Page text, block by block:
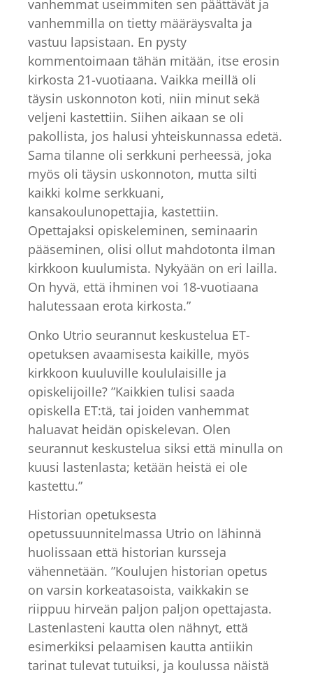
vanhemmat useimmiten sen päättävät ja
vanhemmilla on tietty määräysvalta ja
vastuu lapsistaan. En pysty
kommentoimaan tähän mitään, itse erosin
kirkosta 21-vuotiaana. Vaikka meillä oli
täysin uskonnoton koti, niin minut sekä
veljeni kastettiin. Siihen aikaan se oli
pakollista, jos halusi yhteiskunnassa edetä.
Sama tilanne oli serkkuni perheessä, joka
myös oli täysin uskonnoton, mutta silti
kaikki kolme serkkuani,
kansakoulunopettajia, kastettiin.
Opettajaksi opiskeleminen, seminaarin
pääseminen, olisi ollut mahdotonta ilman
kirkkoon kuulumista. Nykyään on eri lailla.
On hyvä, että ihminen voi 18-vuotiaana
halutessaan erota kirkosta.”
Onko Utrio seurannut keskustelua ET-
opetuksen avaamisesta kaikille, myös
kirkkoon kuuluville koululaisille ja
opiskelijoille? ”Kaikkien tulisi saada
opiskella ET:tä, tai joiden vanhemmat
haluavat heidän opiskelevan. Olen
seurannut keskustelua siksi että minulla on
kuusi lastenlasta; ketään heistä ei ole
kastettu.”
Historian opetuksesta
opetussuunnitelmassa Utrio on lähinnä
huolissaan että historian kursseja
vähennetään. ”Koulujen historian opetus
on varsin korkeatasoista, vaikkakin se
riippuu hirveän paljon paljon opettajasta.
Lastenlasteni kautta olen nähnyt, että
esimerkiksi pelaamisen kautta antiikin
tarinat tulevat tutuiksi, ja koulussa näistä